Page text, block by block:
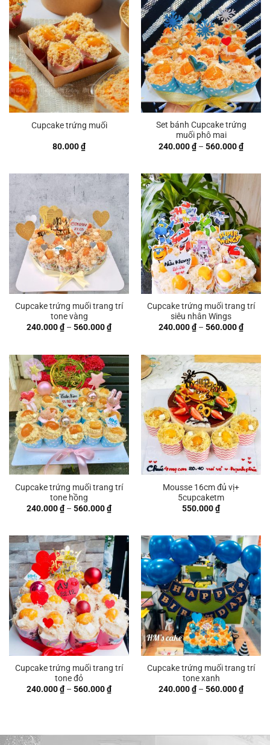
560.000 ₫
Cupcake trứng muối
80.000₫
Set bánh Cupcake trứng
muối phô mai
240.000₫ – 560.000₫
giá:
Cupcake trứng muối trang trí
tone vàng
240.000₫ – 560.000₫Khoảng
giá:
đến
560.000 ₫
Cupcake trứng muối trang trí
siêu nhân Wings
240.000₫ – 560.000₫
giá:
đến
Cupcake trứng muối trang trí
tone hồng
240.000₫ – 560.000₫Khoảng
giá:
đến
560.000 ₫
Mousse 16cm đủ vị+
5cupcaketm
550.000₫
Cupcake trứng muối trang trí
tone đỏ
240.000₫ – 560.000₫Khoảng
giá:
Cupcake trứng muối trang trí
tone xanh
240.000₫ – 560.000₫
giá: